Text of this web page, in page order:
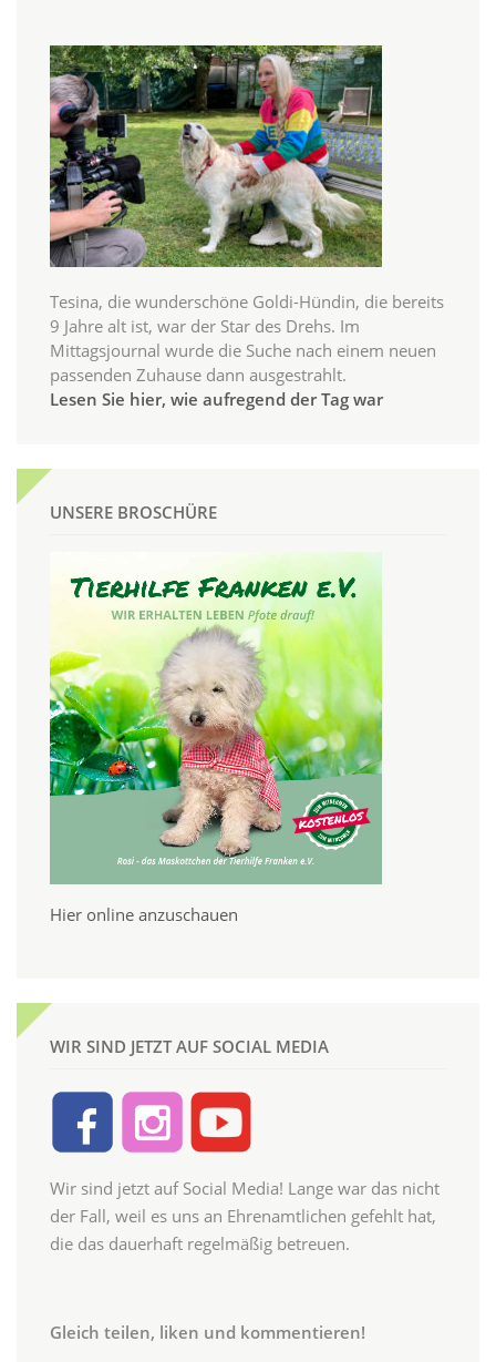
Tesina, die wunderschöne Goldi-Hündin, die bereits
9 Jahre alt ist, war der Star des Drehs. Im
Mittagsjournal wurde die Suche nach einem neuen
passenden Zuhause dann ausgestrahlt.
Lesen Sie hier, wie aufregend der Tag war
UNSERE BROSCHÜRE
Hier online anzuschauen
WIR SIND JETZT AUF SOCIAL MEDIA
Wir sind jetzt auf Social Media! Lange war das nicht
der Fall, weil es uns an Ehrenamtlichen gefehlt hat,
die das dauerhaft regelmäßig betreuen.
Gleich teilen, liken und kommentieren!